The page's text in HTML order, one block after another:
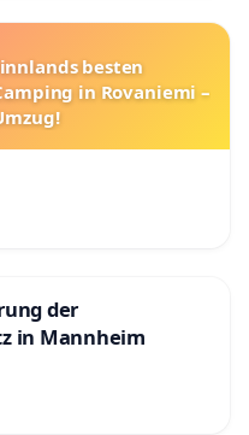
besten
in Rovaniemi –
der
in Mannheim